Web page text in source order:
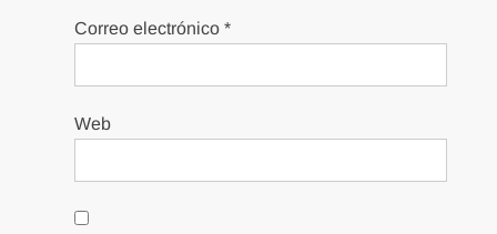
Correo electrónico*
Web